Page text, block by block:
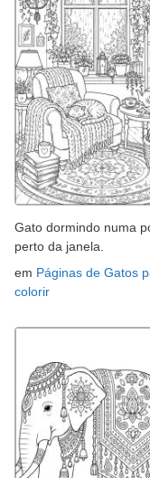
Gato dormindo numa
perto da janela.
em Páginas de Gatos
colorir